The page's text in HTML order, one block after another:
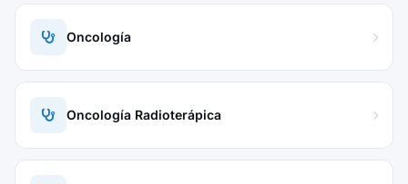
Oncología
Oncología Radioterápica